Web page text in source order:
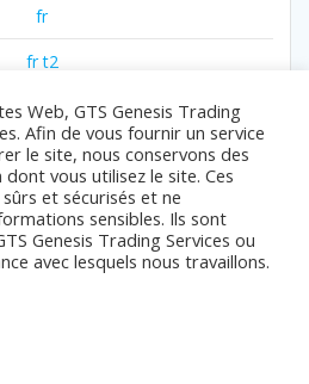
fr
fr t2
fr1
fr2
fr3
fr4
Web, GTS Genesis Trading
Afin de vous fournir un service
le site, nous conservons des
vous utilisez le site. Ces
et sécurisés et ne
sensibles. Ils sont
Genesis Trading Services ou
avec lesquels nous travaillons.